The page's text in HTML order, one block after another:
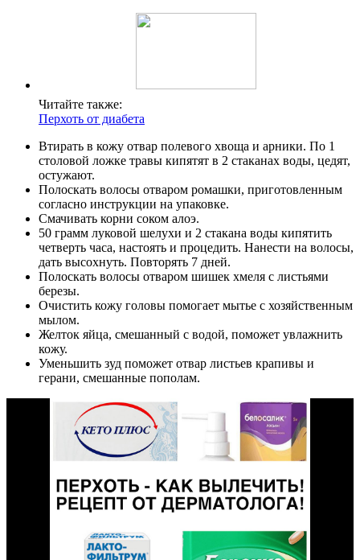
Читайте также:
Перхоть от диабета
Втирать в кожу отвар полевого хвоща и арники. По 1
столовой ложке травы кипятят в 2 стаканах воды, цедят,
остужают.
Полоскать волосы отваром ромашки, приготовленным
согласно инструкции на упаковке.
Смачивать корни соком алоэ.
50 грамм луковой шелухи и 2 стакана воды кипятить
четверть часа, настоять и процедить. Нанести на волосы,
дать высохнуть. Повторять 7 дней.
Полоскать волосы отваром шишек хмеля с листьями
березы.
Очистить кожу головы помогает мытье с хозяйственным
мылом.
Желток яйца, смешанный с водой, поможет увлажнить
кожу.
Уменьшить зуд поможет отвар листьев крапивы и
герани, смешанные пополам.